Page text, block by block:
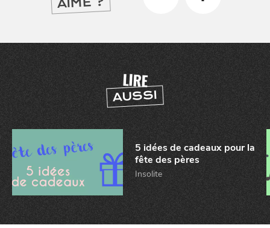
LIRE
AUSSI
5 idées de cadeaux pour la
fête des pères
Insolite
BONS PLANS ET ADRESSES
LILLE ET SA RÉGION
DEPUIS